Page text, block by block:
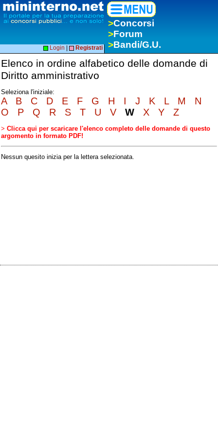
>Concorsi
>Forum
>Bandi/G.U.
Login Registrati
Elenco in ordine alfabetico delle domande di
Diritto amministrativo
Seleziona l'iniziale:
A B C D E F G H I J K L M
N
O
P Q R S T U V W X Y Z
> Clicca qui per scaricare l'elenco completo delle domande di questo
argomento in formato PDF!
Nessun quesito inizia per la lettera selezionata.